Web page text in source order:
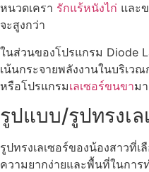
หนวดเครา รักแร้หนังไก่ และ
จะสูงกว่า
ในส่วนของโปรแกรม Diode
เน้นกระจายพลังงานในบริเว
หรือโปรแกรมเลเซอร์ขนขาม
รูปแบบ/รูปทรงเล
รูปทรงเลเซอร์ของน้องสาวที่เ
ความยากง่ายและพื้นที่ในการ